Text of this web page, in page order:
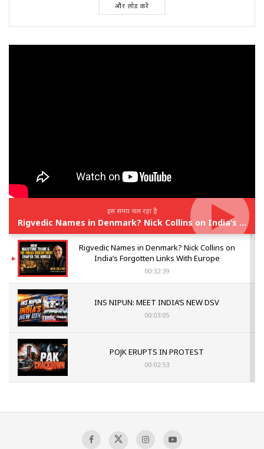
और लोड करें
इस समय चल रहा है
Rigvedic Names in Denmark? Nick Collins on India’s Forgotten Links With Europe
Rigvedic Names in Denmark? Nick Collins on
India’s Forgotten Links With Europe
00:32:39
INS NIPUN: MEET INDIA’S NEW DSV
00:03:05
POJK ERUPTS IN PROTEST
00:02:53
Sagar